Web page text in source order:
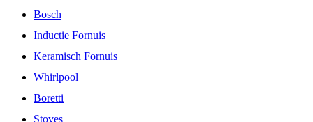
Bosch
Inductie Fornuis
Keramisch Fornuis
Whirlpool
Boretti
Stoves